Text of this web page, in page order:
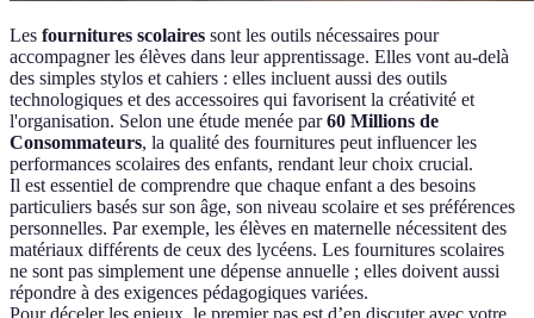
Les fournitures scolaires sont les outils nécessaires pour
accompagner les élèves dans leur apprentissage. Elles vont au-delà
des simples stylos et cahiers : elles incluent aussi des outils
technologiques et des accessoires qui favorisent la créativité et
l'organisation. Selon une étude menée par60 Millions de
Consommateurs, la qualité des fournitures peut influencer les
performances scolaires des enfants, rendant leur choix crucial.
Il est essentiel de comprendre que chaque enfant a des besoins
particuliers basés sur son âge, son niveau scolaire et ses préférences
personnelles. Par exemple, les élèves en maternelle nécessitent des
matériaux différents de ceux des lycéens. Les fournitures scolaires
ne sont pas simplement une dépense annuelle ; elles doivent aussi
répondre à des exigences pédagogiques variées.
Pour déceler les enjeux, le premier pas est d’en discuter avec votre